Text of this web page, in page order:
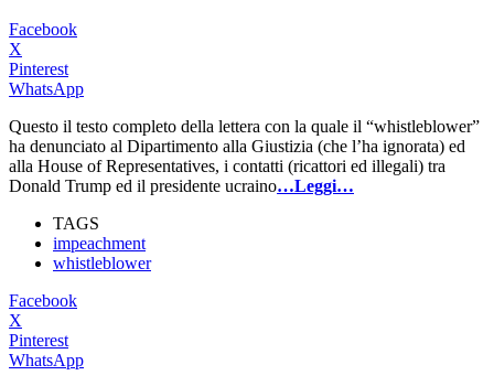
Facebook
X
Pinterest
WhatsApp
Questo il testo completo della lettera con la quale il “whistleblower”
ha denunciato al Dipartimento alla Giustizia (che l’ha ignorata) ed
alla House of Representatives, i contatti (ricattori ed illegali) tra
Donald Trump ed il presidente ucraino…Leggi…
TAGS
impeachment
whistleblower
Facebook
X
Pinterest
WhatsApp